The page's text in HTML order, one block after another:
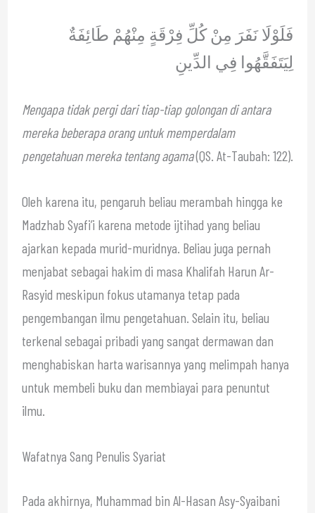
فَلَوْلَا نَفَرَ مِنْ كُلِّ فِرْقَةٍ مِنْهُمْ طَائِفَةٌ
لِيَتَفَقَّهُوا فِي الدِّينِ
Mengapa tidak pergi dari tiap-tiap golongan di antara
mereka beberapa orang untuk memperdalam
pengetahuan mereka tentang agama(QS. At-Taubah: 122).
Oleh karena itu, pengaruh beliau merambah hingga ke
Madzhab Syafi’i karena metode ijtihad yang beliau
ajarkan kepada murid-muridnya. Beliau juga pernah
menjabat sebagai hakim di masa Khalifah Harun Ar-
Rasyid meskipun fokus utamanya tetap pada
pengembangan ilmu pengetahuan. Selain itu, beliau
terkenal sebagai pribadi yang sangat dermawan dan
menghabiskan harta warisannya yang melimpah hanya
untuk membeli buku dan membiayai para penuntut
ilmu.
Wafatnya Sang Penulis Syariat
Pada akhirnya, Muhammad bin Al-Hasan Asy-Syaibani